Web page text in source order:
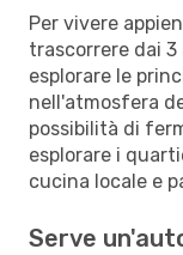
Per vivere
trascorrere dai
esplorare le
nell'atmosfera
possibilità di
esplorare i
cucina locale e
Serve